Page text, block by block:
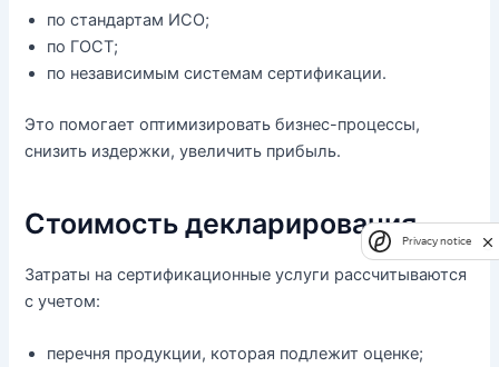
по стандартам ИСО;
по ГОСТ;
по независимым системам сертификации.
Это помогает оптимизировать бизнес-процессы,
снизить издержки, увеличить прибыль.
Стоимость декларирования
Затраты на сертификационные услуги рассчитываются
с учетом:
перечня продукции, которая подлежит оценке;
Privacy notice